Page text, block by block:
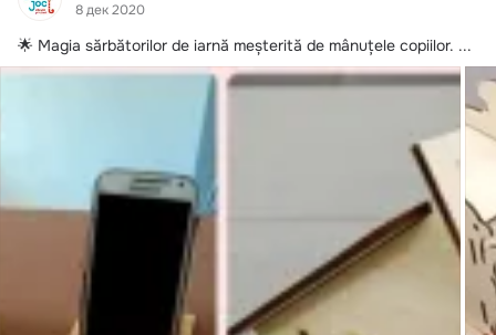
8 дек 2020
🌟 Magia sărbătorilor de iarnă meșterită de mânuțele copiilor. ...